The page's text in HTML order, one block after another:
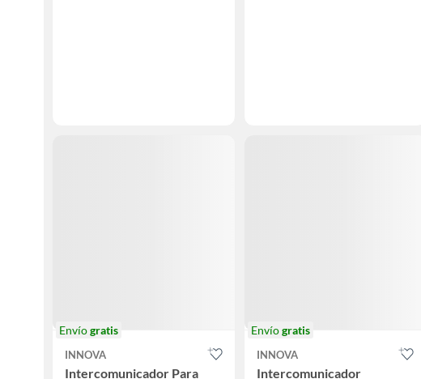
Envíogratis
INNOVA
Intercomunicador Para
Envíogratis
INNOVA
Intercomunicador